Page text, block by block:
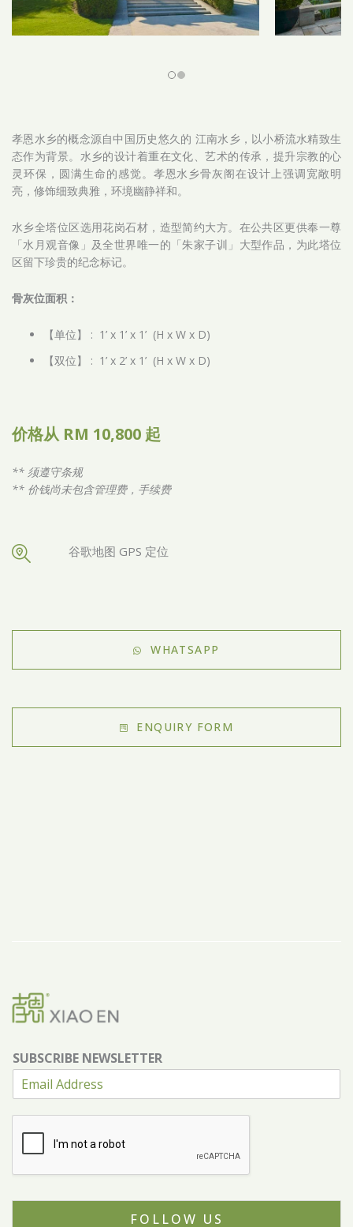
孝恩水乡的概念源自中国历史悠久的 江南水乡，以小桥流水精致生
态作为背景。水乡的设计着重在文化、艺术的传承，提升宗教的心
灵环保，圆满生命的感觉。孝恩水乡骨灰阁在设计上强调宽敞明
亮，修饰细致典雅，环境幽静祥和。
水乡全塔位区选用花岗石材，造型简约大方。在公共区更供奉一尊
「水月观音像」及全世界唯一的「朱家子训」大型作品，为此塔位
区留下珍贵的纪念标记。
骨灰位面积：
【单位】 : 1’ x 1’ x 1’ (H x W x D)
【双位】 : 1’ x 2’ x 1’ (H x W x D)
价格从 RM 10,800 起
** 须遵守条规
** 价钱尚未包含管理费，手续费
谷歌地图 GPS 定位
WHATSAPP
ENQUIRY FORM
SUBSCRIBE NEWSLETTER
FOLLOW US